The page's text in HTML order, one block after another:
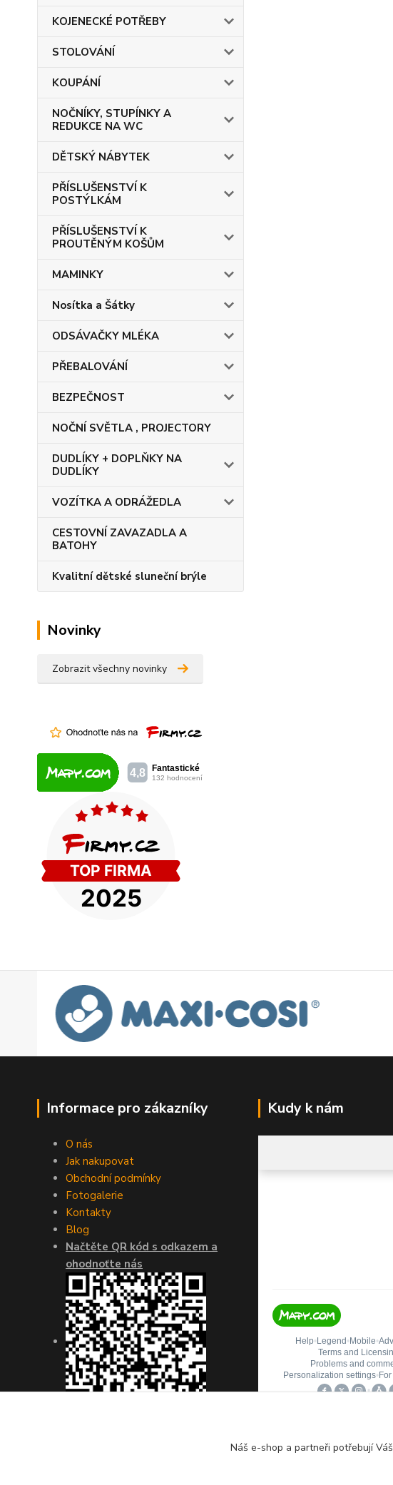
KOJENECKÉ POTŘEBY
STOLOVÁNÍ
KOUPÁNÍ
NOČNÍKY, STUPÍNKY A
REDUKCE NA WC
DĚTSKÝ NÁBYTEK
PŘÍSLUŠENSTVÍ K
POSTÝLKÁM
PŘÍSLUŠENSTVÍ K
PROUTĚNÝM KOŠŮM
MAMINKY
Nosítka a Šátky
ODSÁVAČKY MLÉKA
PŘEBALOVÁNÍ
BEZPEČNOST
NOČNÍ SVĚTLA , PROJECTORY
DUDLÍKY + DOPLŇKY NA
DUDLÍKY
VOZÍTKA A ODRÁŽEDLA
CESTOVNÍ ZAVAZADLA A
BATOHY
Kvalitní dětské sluneční brýle
Novinky
Zobrazit všechny novinky
Informace pro zákazníky
O nás
Jak nakupovat
Obchodní podmínky
Fotogalerie
Kontakty
Blog
Načtěte QR kód s odkazem a
ohodnoťte nás
Kudy k nám
Náš e-shop a partneři potřebují Váš